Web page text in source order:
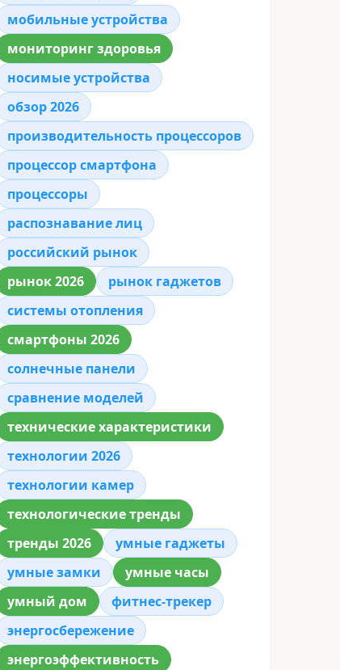
мобильные устройства
мониторинг здоровья
носимые устройства
обзор 2026
производительность процессоров
процессор смартфона
процессоры
распознавание лиц
российский рынок
рынок 2026
рынок гаджетов
системы отопления
смартфоны 2026
солнечные панели
сравнение моделей
технические характеристики
технологии 2026
технологии камер
технологические тренды
тренды 2026
умные гаджеты
умные замки
умные часы
умный дом
фитнес-трекер
энергосбережение
энергоэффективность